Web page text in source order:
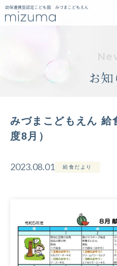
お
みづまこどもえん 給
度8月）
2023.08.01 給食だより